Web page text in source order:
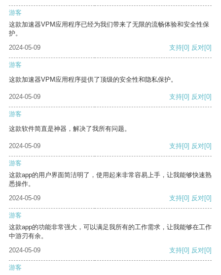
游客
这款加速器VPM应用程序已经为我们带来了无限的流畅体验和安全性保
护。
2024-05-09
支持[0] 反对[0]
游客
这款加速器VPM应用程序提供了顶级的安全性和隐私保护。
2024-05-09 支持[0] 反对[0]
游客
这款软件简直是神器，解决了我所有问题。
2024-05-09 支持[0] 反对[0]
游客
这款app的用户界面简洁明了，使用起来非常容易上手，让我能够快速熟
悉操作。
2024-05-09
支持[0] 反对[0]
游客
这款app的功能非常强大，可以满足我所有的工作需求，让我能够在工作
中游刃有余。
2024-05-09
支持[0] 反对[0]
游客